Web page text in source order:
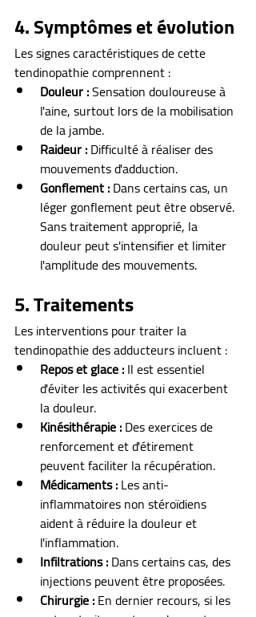
4. Symptômes et évolution
Les signes caractéristiques de cette
tendinopathie comprennent :
Douleur : Sensation douloureuse à
l'aine, surtout lors de la mobilisation
de la jambe.
Raideur : Difficulté à réaliser des
mouvements d'adduction.
Gonflement : Dans certains cas, un
léger gonflement peut être observé.
Sans traitement approprié, la
douleur peut s'intensifier et limiter
l'amplitude des mouvements.
5. Traitements
Les interventions pour traiter la
tendinopathie des adducteurs incluent :
Repos et glace : Il est essentiel
d'éviter les activités qui exacerbent
la douleur.
Kinésithérapie : Des exercices de
renforcement et d'étirement
peuvent faciliter la récupération.
Médicaments : Les anti-
inflammatoires non stéroïdiens
aident à réduire la douleur et
l'inflammation.
Infiltrations : Dans certains cas, des
injections peuvent être proposées.
Chirurgie : En dernier recours, si les